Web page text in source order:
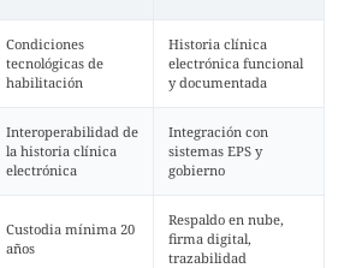
Condiciones
tecnológicas de
habilitación
Historia clínica
electrónica funcional
y documentada
Interoperabilidad de
la historia clínica
electrónica
Integración con
sistemas EPS y
gobierno
Custodia mínima 20
años
Respaldo en nube,
firma digital,
trazabilidad